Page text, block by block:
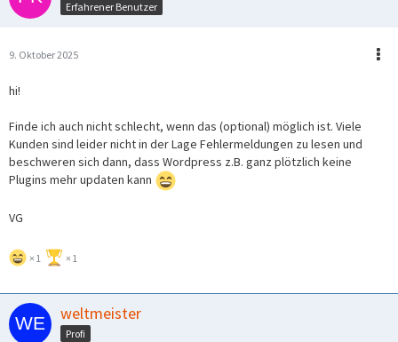
Erfahrener Benutzer
9. Oktober 2025
hi!
Finde ich auch nicht schlecht, wenn das (optional) möglich ist. Viele
Kunden sind leider nicht in der Lage Fehlermeldungen zu lesen und
beschweren sich dann, dass Wordpress z.B. ganz plötzlich keine
Plugins mehr updaten kann
VG
1 1
weltmeister
Profi